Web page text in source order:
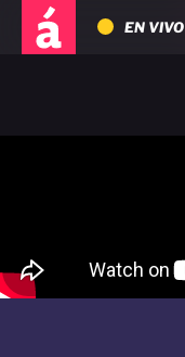
EN VIVO